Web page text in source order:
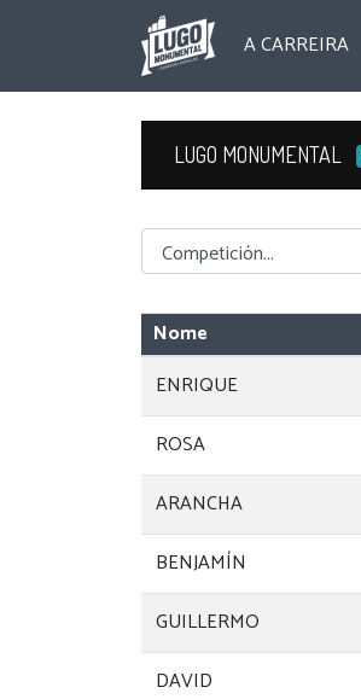
A CARREIRA
LUGO MONUMENTAL
Competicion
Nome
ENRIQUE
ROSA
ARANCHA
BENJAMÍN
GUILLERMO
DAVID